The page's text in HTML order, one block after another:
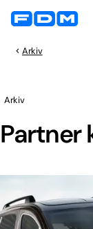
Arkiv
Partner
Arkiv